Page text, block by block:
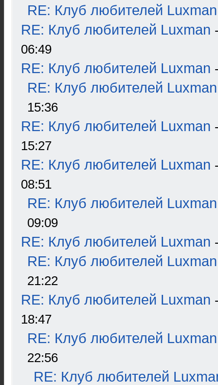
RE: Клуб любителей Luxman
RE: Клуб любителей Luxman
06:49
RE: Клуб любителей Luxman
RE: Клуб любителей Luxman
15:36
RE: Клуб любителей Luxman
15:27
RE: Клуб любителей Luxman
08:51
RE: Клуб любителей Luxman
09:09
RE: Клуб любителей Luxman
RE: Клуб любителей Luxman
21:22
RE: Клуб любителей Luxman
18:47
RE: Клуб любителей Luxman
22:56
RE: Клуб любителей